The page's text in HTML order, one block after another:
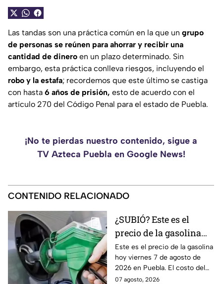
Las tandas son una práctica común en la que un grupo
de personas se reúnen para ahorrar y recibir una
cantidad de dinero en un plazo determinado. Sin
embargo, esta práctica conlleva riesgos, incluyendo el
robo y la estafa; recordemos que este último se castiga
con hasta 6 años de prisión, esto de acuerdo con el
artículo 270 del Código Penal para el estado de Puebla.
¡No te pierdas nuestro contenido, sigue a
TV Azteca Puebla en Google News!
CONTENIDO RELACIONADO
¿SUBIÓ? Este es el
precio de la gasolina
Puebla hoy viernes 7 de
agosto de 2026
Este es el precio de la gasolina
hoy viernes 7 de agosto de
2026 en Puebla. El costo del
combustible cambia todos los
07 agosto, 2026